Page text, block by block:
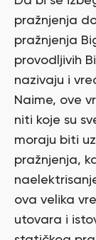
pražnjenja
pražnjenja
provodljivih
nazivaju i
Naime, ove
niti koje su
moraju biti
pražnjenja,
ova velika
utovara i